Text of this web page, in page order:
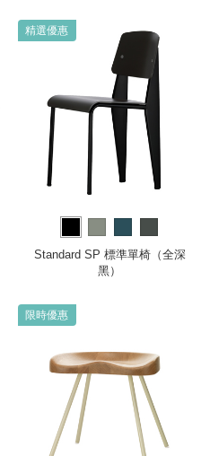
精選優惠
Standard SP 標準單椅（全深
黑）
限時優惠